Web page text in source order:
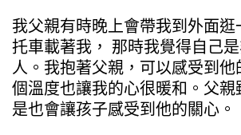
我父親有時晚上會帶我到外面逛
托車載著我， 那時我覺得自己
人。我抱著父親，可以感受到他
個溫度也讓我的心很暖和。父親
是也會讓孩子感受到他的關心。